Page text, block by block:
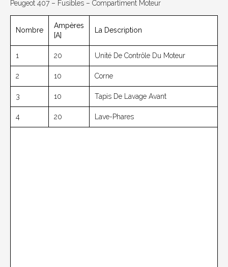
Peugeot 407 – Fusibles – Compartiment Moteur
Nombre
Ampères
[A]
La Description
1 20 Unité De Contrôle Du Moteur
2 10 Corne
3 10 Tapis De Lavage Avant
4 20 Lave-Phares